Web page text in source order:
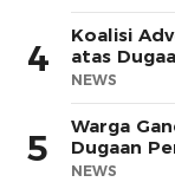
4
Koalisi
atas
NEWS
5
Warga
Dugaan
NEWS